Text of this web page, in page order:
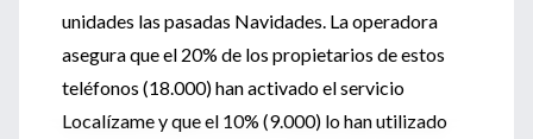
unidades las pasadas Navidades. La operadora
asegura que el 20% de los propietarios de estos
teléfonos (18.000) han activado el servicio
Localízame y que el 10% (9.000) lo han utilizado